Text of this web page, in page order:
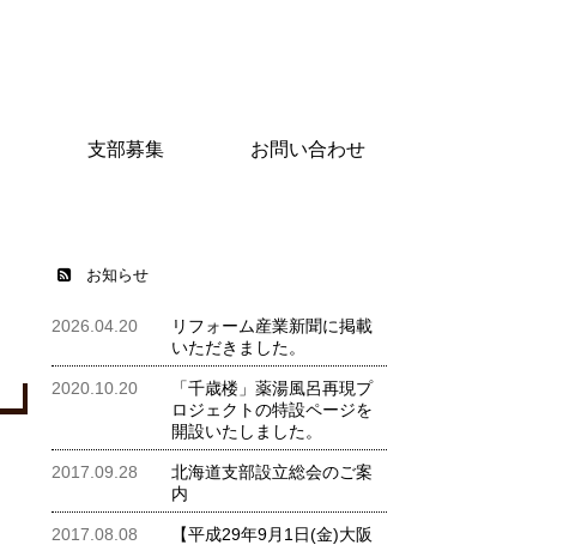
支部募集 お問い合わせ
お知らせ
2026.04.20
リフォーム産業新聞に掲載
いただきました。
2020.10.20
「千歳楼」薬湯風呂再現プ
ロジェクトの特設ページを
開設いたしました。
2017.09.28
北海道支部設立総会のご案
内
2017.08.08
【平成29年9月1日(金)大阪